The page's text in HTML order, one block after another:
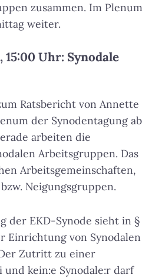
zusammen. Im Plenum
weiter.
15:00 Uhr: Synodale
Ratsbericht von Annette
der Synodentagung ab
arbeiten die
Arbeitsgruppen. Das
Arbeitsgemeinschaften,
Neigungsgruppen.
der EKD-Synode sieht in §
Einrichtung von Synodalen
Zutritt zu einer
kein:e Synodale:r darf